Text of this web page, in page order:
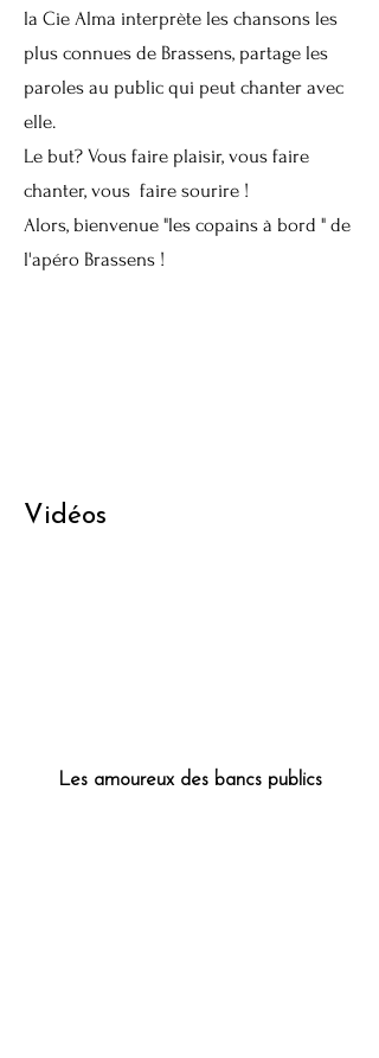
la Cie Alma interprète les chansons les
plus connues de Brassens, partage les
paroles au public qui peut chanter avec
elle.
Le but? Vous faire plaisir, vous faire
chanter, vous faire sourire !
Alors, bienvenue "les copains à bord " de
l'apéro Brassens !
Vidéos
Les amoureux des bancs publics